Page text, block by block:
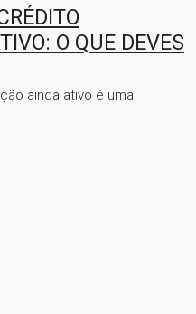
O QUE DEVES
ainda ativo é uma